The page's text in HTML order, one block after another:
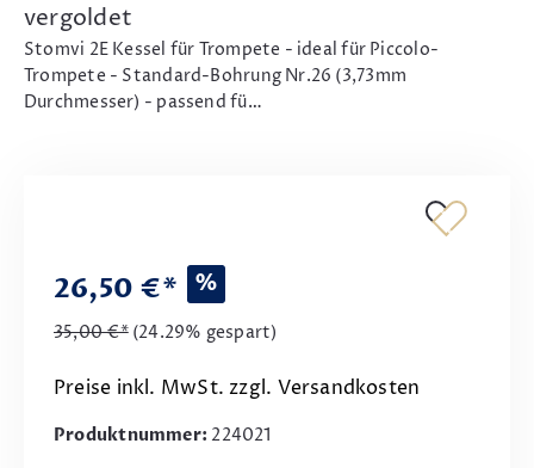
vergoldet
Stomvi 2E Kessel für Trompete - ideal für Piccolo-
Trompete - Standard-Bohrung Nr.26 (3,73mm
Durchmesser) - passend fü…
26,50 €* %
35,00 €* (24.29% gespart)
Preise inkl. MwSt. zzgl. Versandkosten
Produktnummer: 224021